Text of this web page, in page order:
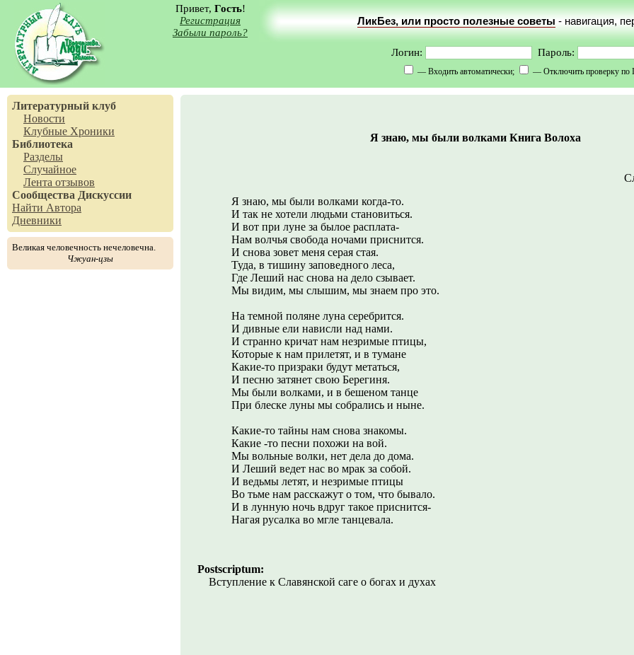
Привет, Гость!
Регистрация
Забыли пароль?
ЛикБез, или просто полезные советы - навигация,
Логин: Пароль:
— Входить автоматически; — Отключить проверку по
Литературный клуб
Новости
Клубные Хроники
Библиотека
Разделы
Случайное
Лента отзывов
Сообщества Дискуссии
Найти Автора
Дневники
Великая человечность нечеловечна.
Чжуан-цзы
Я знаю, мы были волками Книга Волоха
Я знаю, мы были волками когда-то.
И так не хотели людьми становиться.
И вот при луне за былое расплата-
Нам волчья свобода ночами приснится.
И снова зовет меня серая стая.
Туда, в тишину заповедного леса,
Где Леший нас снова на дело сзывает.
Мы видим, мы слышим, мы знаем про это.
На темной поляне луна серебрится.
И дивные ели нависли над нами.
И странно кричат нам незримые птицы,
Которые к нам прилетят, и в тумане
Какие-то призраки будут метаться,
И песню затянет свою Берегиня.
Мы были волками, и в бешеном танце
При блеске луны мы собрались и ныне.
Какие-то тайны нам снова знакомы.
Какие -то песни похожи на вой.
Мы вольные волки, нет дела до дома.
И Леший ведет нас во мрак за собой.
И ведьмы летят, и незримые птицы
Во тьме нам расскажут о том, что бывало.
И в лунную ночь вдруг такое приснится-
Нагая русалка во мгле танцевала.
Postscriptum:
Вступление к Славянской саге о богах и духах